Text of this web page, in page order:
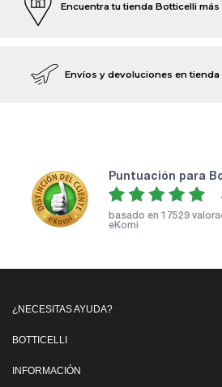
Encuentra tu tienda Botticelli
Envíos y devoluciones en
puntuación para
basado en 17529
eKomi
¿NECESITAS AYUDA?
BOTTICELLI
INFORMACIÓN